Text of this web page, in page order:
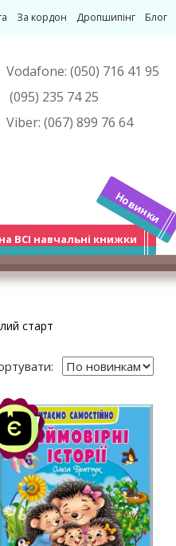
За кордон Дропшипінг Блог
Vodafone: (050) 716 41 95
(095) 235 74 25
Viber: (067) 899 76 64
ВСІ навчальні книжки
Новинки
старт